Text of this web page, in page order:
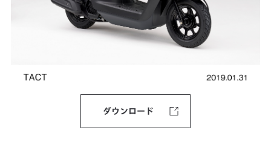
ダウンロード